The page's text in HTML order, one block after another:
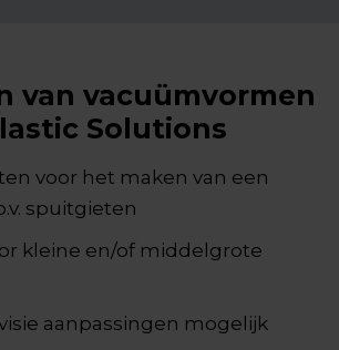
van vacuümvormen
Solutions
voor het maken van een
spuitgieten
kleine en/of middelgrote
aanpassingen mogelijk​